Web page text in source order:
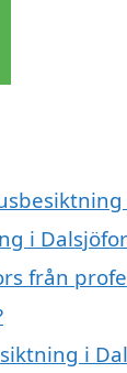
i
från
i